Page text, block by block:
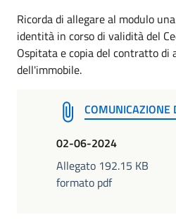
Ricorda di allegare al modulo
identità in corso di validità del
Ospitata e copia del contratto di
dell'immobile.
COMUNICAZIONE
02-06-2024
Allegato 192.15 KB
formato pdf